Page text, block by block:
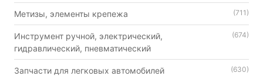
Метизы, элементы крепежа (711)
Инструмент ручной, электрический,
гидравлический, пневматический
(674)
Запчасти для легковых автомобилей (630)